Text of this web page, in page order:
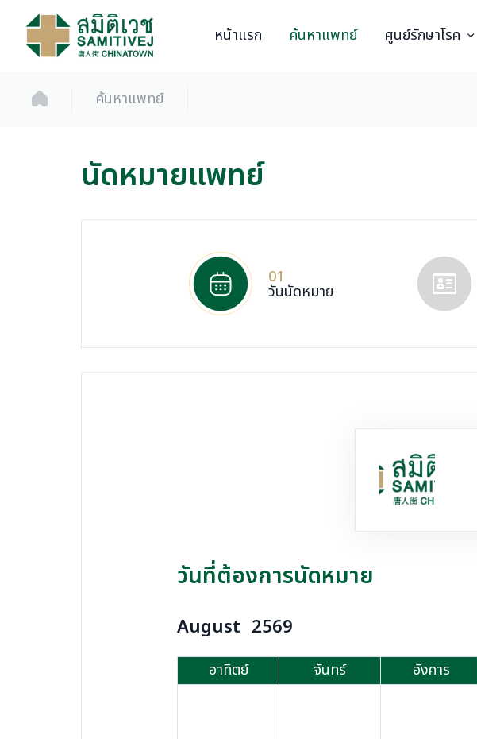
หน้าแรก ค้นหาแพทย์ ศูนย์รักษาโรค
ค้นหาแพทย์
นัดหมายแพทย์
01
วันนัดหมาย
วันที่ต้องการนัดหมาย
August 2569
อาทิตย์ จันทร์ อังคาร